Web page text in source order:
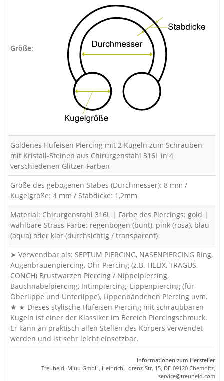
Größe:
Goldenes Hufeisen Piercing mit 2 Kugeln zum Schrauben
mit Kristall-Steinen aus Chirurgenstahl 316L in 4
verschiedenen Glitzer-Farben
Größe des gebogenen Stabes (Durchmesser): 8 mm /
Kugelgröße: 4 mm / Stabdicke: 1,2mm
Material: Chirurgenstahl 316L | Farbe des Piercings: gold |
wählbare Strass-Farbe: regenbogen (bunt), pink (rosa), blau
(aqua) oder klar (durchsichtig / transparent)
➤ Verwendbar als: SEPTUM PIERCING, NASENPIERCING Ring,
Augenbrauenpiercing, Ohr Piercing (z.B. HELIX, TRAGUS,
CONCH) Brustwarzen Piercing / Nippelpiercing,
Bauchnabelpiercing, Intimpiercing, Lippenpiercing (für
Oberlippe und Unterlippe), Lippenbändchen Piercing uvm.
★ ★ Dieses stylische Hufeisen Piercing mit schraubbaren
Kugeln ist einer der Klassiker im Bereich Piercingschmuck.
Er kann an praktisch allen Stellen des Körpers verwendet
werden und ist sehr leicht einsetzbar.
Informationen zum Hersteller
Treuheld, Miuu GmbH, Heinrich-Lorenz-Str. 15, DE-09120 Chemnitz,
service@treuheld.com